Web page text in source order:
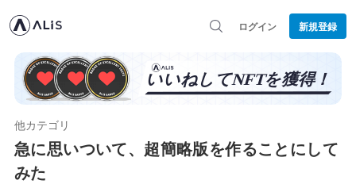
ログイン 新規登録
他カテゴリ
急に思いついて、超簡略版を作ることにして
みた